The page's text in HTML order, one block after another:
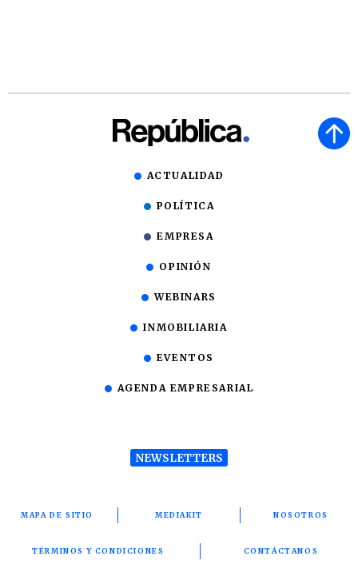
ACTUALIDAD
POLÍTICA
EMPRESA
OPINIÓN
WEBINARS
INMOBILIARIA
EVENTOS
AGENDA EMPRESARIAL
NEWSLETTERS
MAPA DE SITIO MEDIAKIT NOSOTROS
TÉRMINOS Y CONDICIONES CONTÁCTANOS